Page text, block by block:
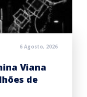
6 Agosto, 2026
Viana
de